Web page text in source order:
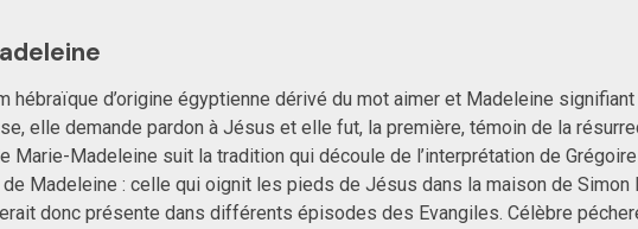
hébraïque d’origine égyptienne dérivé du mot aimer et Madeleine
elle demande pardon à Jésus et elle fut, la première, témoin de la
Marie-Madeleine suit la tradition qui découle de l’interprétation de
Madeleine : celle qui oignit les pieds de Jésus dans la maison de
donc présente dans différents épisodes des Evangiles. Célèbre